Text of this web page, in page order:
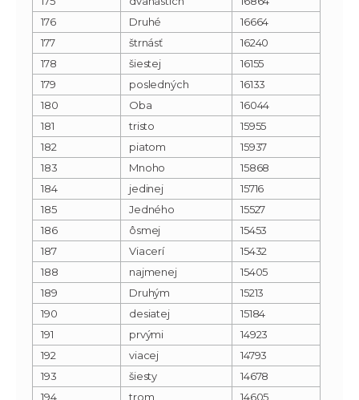
176
Druhé
16664
177
štrnásť
16240
178
šiestej
16155
179
posledných
16133
180
Oba
16044
181
tristo
15955
182
piatom
15937
183
Mnoho
15868
184
jedinej
15716
185
Jedného
15527
186
ôsmej
15453
187
Viacerí
15432
188
najmenej
15405
189
Druhým
15213
190
desiatej
15184
191
prvými
14923
192
viacej
14793
193
šiesty
14678
194
trom 14605